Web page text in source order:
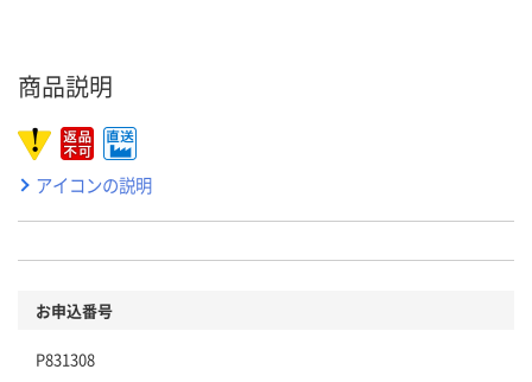
商品説明
アイコンの説明
お申込番号
P831308